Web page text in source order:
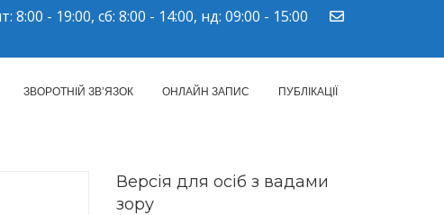
8:00 - 19:00, сб: 8:00 - 14:00, нд: 09:00 - 15:00
ПМСД"
ЗВОРОТНІЙ ЗВ’ЯЗОК ОНЛАЙН ЗАПИС ПУБЛІКАЦІЇ
Версія для осіб з вадами
зору